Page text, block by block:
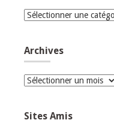
Catégories
Archives
Archives
Sites Amis